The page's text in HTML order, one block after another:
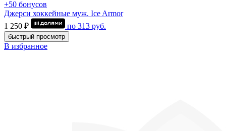
+50 бонусов
Джерси хоккейные муж. Ice Armor
1 250 ₽
по 313 руб.
быстрый просмотр
В избранное